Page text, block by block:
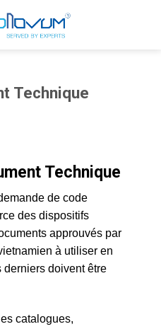
Technique
Technique
de code
des dispositifs
approuvés par
à utiliser en
doivent être
catalogues,